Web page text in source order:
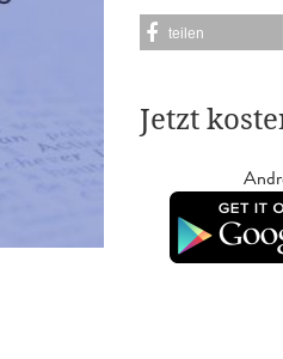
teilen
Jetzt